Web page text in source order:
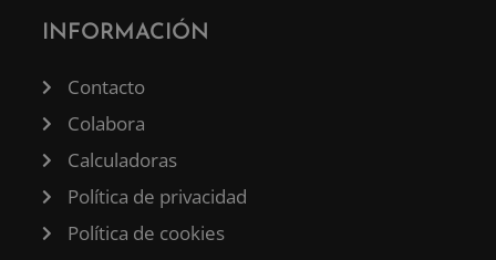
INFORMACIÓN
Contacto
Colabora
Calculadoras
Política de privacidad
Política de cookies